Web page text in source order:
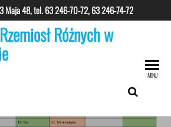
Maja 48, tel.63 246-70-72, 63 246-74-72
Różnych w
MENU